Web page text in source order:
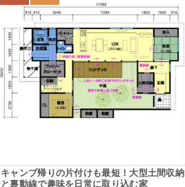
キャンプ帰りの片付けも最短！大型土間収納
と裏動線で趣味を日常に取り込む家